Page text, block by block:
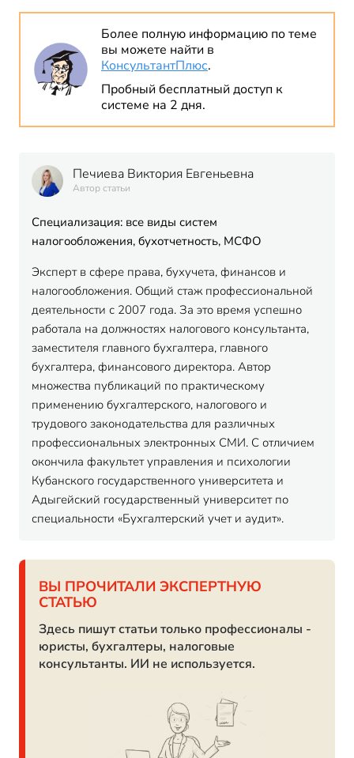
Более полную информацию по теме
вы можете найти в
КонсультантПлюс.
Пробный бесплатный доступ к
системе на 2 дня.
Печиева Виктория Евгеньевна
Автор статьи
Специализация: все виды систем
налогообложения, бухотчетность, МСФО
Эксперт в сфере права, бухучета, финансов и
налогообложения. Общий стаж профессиональной
деятельности с 2007 года. За это время успешно
работала на должностях налогового консультанта,
заместителя главного бухгалтера, главного
бухгалтера, финансового директора. Автор
множества публикаций по практическому
применению бухгалтерского, налогового и
трудового законодательства для различных
профессиональных электронных СМИ. С отличием
окончила факультет управления и психологии
Кубанского государственного университета и
Адыгейский государственный университет по
специальности «Бухгалтерский учет и аудит».
ВЫ ПРОЧИТАЛИ ЭКСПЕРТНУЮ
СТАТЬЮ
Здесь пишут статьи только профессионалы -
юристы, бухгалтеры, налоговые
консультанты. ИИ не используется.